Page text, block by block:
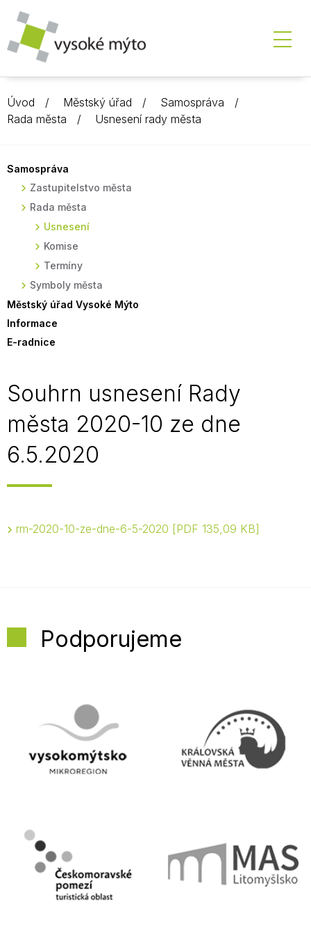
Úvod Městský úřad
Samospráva
Rada města
Usnesení rady města
Samospráva
Zastupitelstvo města
Rada města
Usnesení
Komise
Termíny
Symboly města
Městský úřad Vysoké Mýto
Informace
E-radnice
Souhrn usnesení Rady
města 2020-10 ze dne
6.5.2020
rm-2020-10-ze-dne-6-5-2020 PDF 135,09 KB
Podporujeme